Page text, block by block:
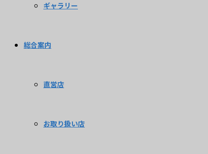
ギャラリー
総合案内
直営店
お取り扱い店